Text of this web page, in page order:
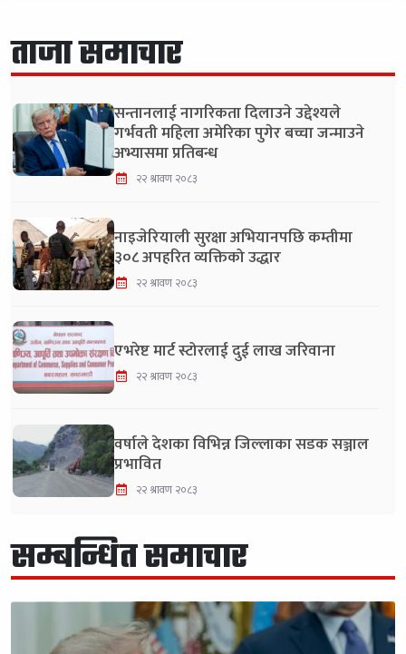
ताजा समाचार
सन्तानलाई नागरिकता दिलाउने उद्देश्यले
गर्भवती महिला अमेरिका पुगेर बच्चा जन्माउने
अभ्यासमा प्रतिबन्ध
२२ श्रावण २०८३
नाइजेरियाली सुरक्षा अभियानपछि कम्तीमा
३०८ अपहरित व्यक्तिको उद्धार
२२ श्रावण २०८३
एभरेष्ट मार्ट स्टोरलाई दुई लाख जरिवाना
२२ श्रावण २०८३
वर्षाले देशका विभिन्न जिल्लाका सडक सञ्जाल
प्रभावित
२२ श्रावण २०८३
सम्बन्धित समाचार